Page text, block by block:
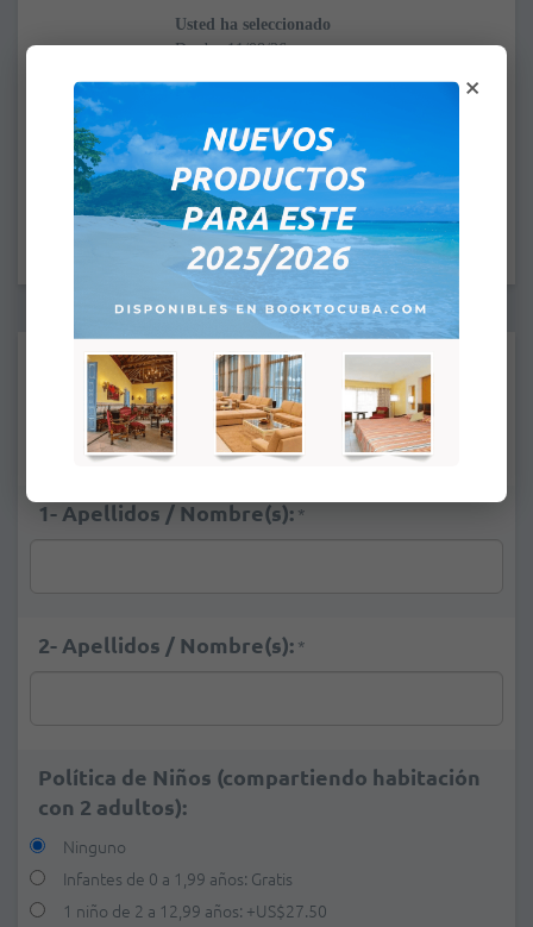
Usted ha seleccionado
Desde:
HORA DE LLEGADA: 4:00PM
HORA DE SALIDA: 12:00PM
Suplementos:
Ninguno
Deluxe Vista al Mar
+US$ 26,00
1- Apellidos / Nombre(s): *
2- Apellidos / Nombre(s): *
Política de Niños (compartiendo habitación
con 2 adultos):
Ninguno
Infantes de 0 a 1,99 años: Gratis
1 niño de 2 a 12,99 años: +US$27.50
×